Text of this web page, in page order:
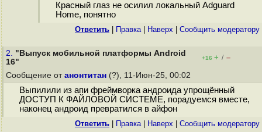
Красный глаз не осилил локальный Adguard
Home, понятно
Ответить Правка| Наверх Cообщить модератору
2. "Выпуск мобильной платформы Android
16"
+16 + / –
Сообщение от анонтитан (?), 11-Июн-25, 00:02
Выпилили из апи фреймворка андроида упрощённый
ДОСТУП К ФАЙЛОВОЙ СИСТЕМЕ, порадуемся вместе,
наконец андроид превратился в айфон
Ответить Правка| Наверх Cообщить модератору